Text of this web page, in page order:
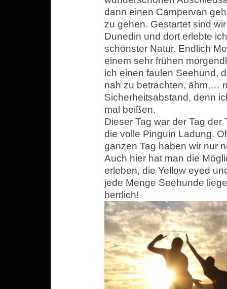
dann einen Campervan
zu gehen. Gestartet sind
Dunedin und dort erlebte
schönster Natur. Endlich
einem sehr frühen
ich einen faulen Seehund,
nah zu betrachten, ähm,…
Sicherheitsabstand, denn
mal beißen.
Dieser Tag war der Tag
die volle Pinguin Ladung.
ganzen Tag haben wir nur
Auch hier hat man die
erleben, die Yellow eyed
jede Menge Seehunde
herrlich!